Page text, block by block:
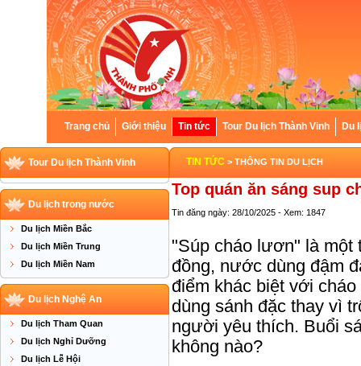
Trang chủ Giới thiệu Tin tức Tour Du lịch Thành Vinh Du
Tour Du lịch Thành Vinh
Du lịch trong nước
Du lịch Miền Bắc
Du lịch Miền Trung
Du lịch Miền Nam
Du lịch Nghệ An
Du lịch Tham Quan
Du lịch Nghỉ Dưỡng
Du lịch Lễ Hội
TIN TỨC > THÔNG TIN DU LỊCH
Top quán ăn sáng sup
Tin đăng ngày: 28/10/2025 - Xem: 1847
"Súp cháo lươn" là một
đồng, nước dùng đậm
điểm khác biệt với
dùng sánh đặc thay vì
người yêu thích. Buổi
không nào?